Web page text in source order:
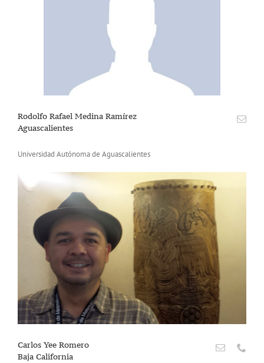
Rodolfo Rafael Medina Ramírez
Aguascalientes
Universidad Autónoma de Aguascalientes
Carlos Yee Romero
Baja California